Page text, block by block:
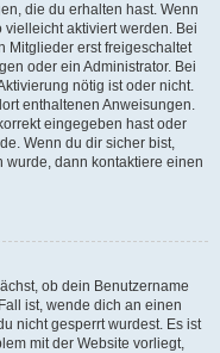
die du erhalten hast. Wenn
aktiviert werden. Bei
Mitglieder erst freigeschaltet
oder ein Administrator. Bei
nötig ist oder nicht.
enthaltenen Anweisungen.
eingegeben hast oder
Wenn du dir sicher bist,
dann kontaktiere einen
ob dein Benutzername
ist, wende dich an einen
nicht gesperrt wurdest. Es ist
mit der Website vorliegt,